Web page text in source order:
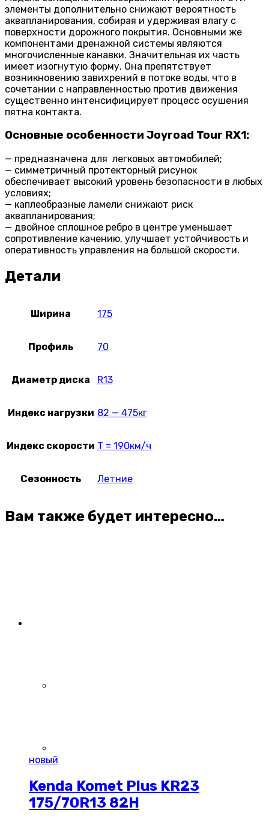
элементы дополнительно снижают вероятность
аквапланирования, собирая и удерживая влагу с
поверхности дорожного покрытия. Основными же
компонентами дренажной системы являются
многочисленные канавки. Значительная их часть
имеет изогнутую форму. Она препятствует
возникновению завихрений в потоке воды, что в
сочетании с направленностью против движения
существенно интенсифицирует процесс осушения
пятна контакта.
Основные особенности Joyroad Tour RX1:
— предназначена для легковых автомобилей;
— симметричный протекторный рисунок
обеспечивает высокий уровень безопасности в любых
условиях;
— каплеобразные ламели снижают риск
аквапланирования;
— двойное сплошное ребро в центре уменьшает
сопротивление качению, улучшает устойчивость и
оперативность управления на большой скорости.
Детали
Ширина 175
Профиль 70
Диаметр диска R13
Индекс нагрузки 82 — 475кг
Индекс скорости T = 190км/ч
Сезонность Летние
Вам также будет интересно…
новый
Kenda Komet Plus KR23
175/70R13 82H